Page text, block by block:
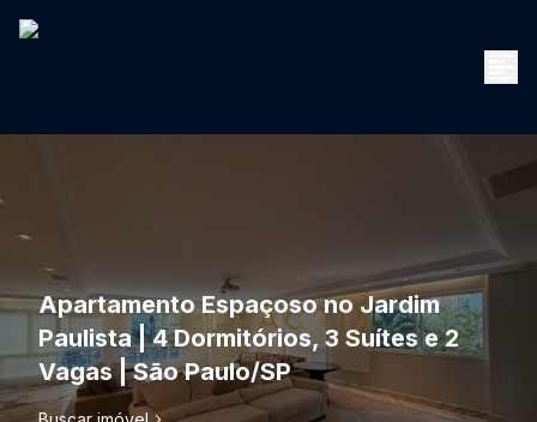
Apartamento Espaçoso no Jardim
Paulista | 4 Dormitórios, 3 Suítes e 2
Vagas | São Paulo/SP